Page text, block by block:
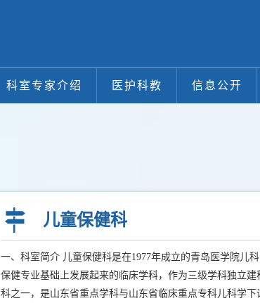
科室专家介绍 医护科教 信息公开
儿童保健科
一、科室简介 儿童保健科是在1977年成立的青岛医学院儿
保健专业基础上发展起来的临床学科，作为三级学科独立
科之一，是山东省重点学科与山东省临床重点专科儿科学